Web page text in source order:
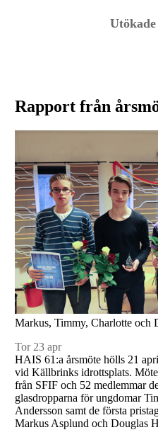
Rapport från
Markus, Timmy, Charlotte och
Tor 23 apr
HAIS 61:a årsmöte hölls 21
vid Källbrinks idrottsplats.
från SFIF och 52 medlemmar
glasdropparna för ungdomar
Andersson samt de första
Markus Asplund och Douglas